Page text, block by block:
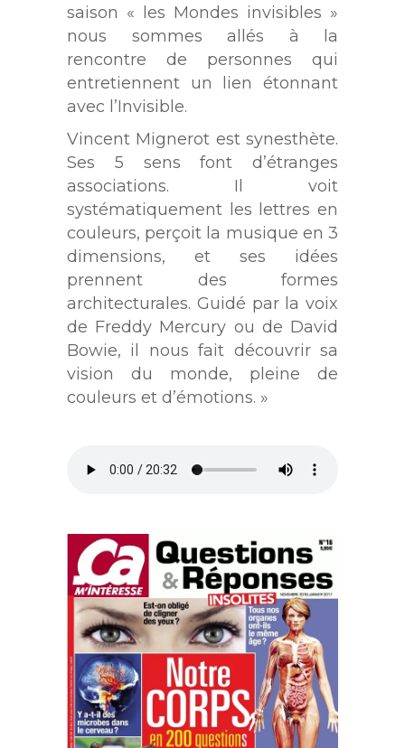
saison « les Mondes invisibles »
nous sommes allés à la
rencontre de personnes qui
entretiennent un lien étonnant
avec l’Invisible.
Vincent Mignerot est synesthète.
Ses 5 sens font d’étranges
associations. Il voit
systématiquement les lettres en
couleurs, perçoit la musique en 3
dimensions, et ses idées
prennent des formes
architecturales. Guidé par la voix
de Freddy Mercury ou de David
Bowie, il nous fait découvrir sa
vision du monde, pleine de
couleurs et d’émotions. »